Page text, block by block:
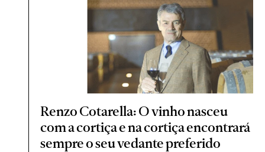
Renzo Cotarella: O vinho nasceu
com a cortiça e na cortiça encontrará
sempre o seu vedante preferido